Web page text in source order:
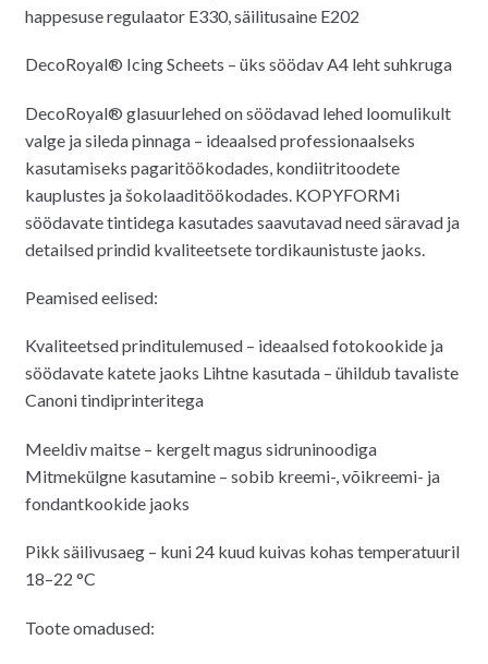
happesuse regulaator E330, säilitusaine E202
DecoRoyal® Icing Scheets – üks söödav A4 leht suhkruga
DecoRoyal® glasuurlehed on söödavad lehed loomulikult
valge ja sileda pinnaga – ideaalsed professionaalseks
kasutamiseks pagaritöökodades, kondiitritoodete
kauplustes ja šokolaaditöökodades. KOPYFORMi
söödavate tintidega kasutades saavutavad need säravad ja
detailsed prindid kvaliteetsete tordikaunistuste jaoks.
Peamised eelised:
Kvaliteetsed prinditulemused – ideaalsed fotokookide ja
söödavate katete jaoks Lihtne kasutada – ühildub tavaliste
Canoni tindiprinteritega
Meeldiv maitse – kergelt magus sidruninoodiga
Mitmekülgne kasutamine – sobib kreemi-, võikreemi- ja
fondantkookide jaoks
Pikk säilivusaeg – kuni 24 kuud kuivas kohas temperatuuril
18–22 °C
Toote omadused: